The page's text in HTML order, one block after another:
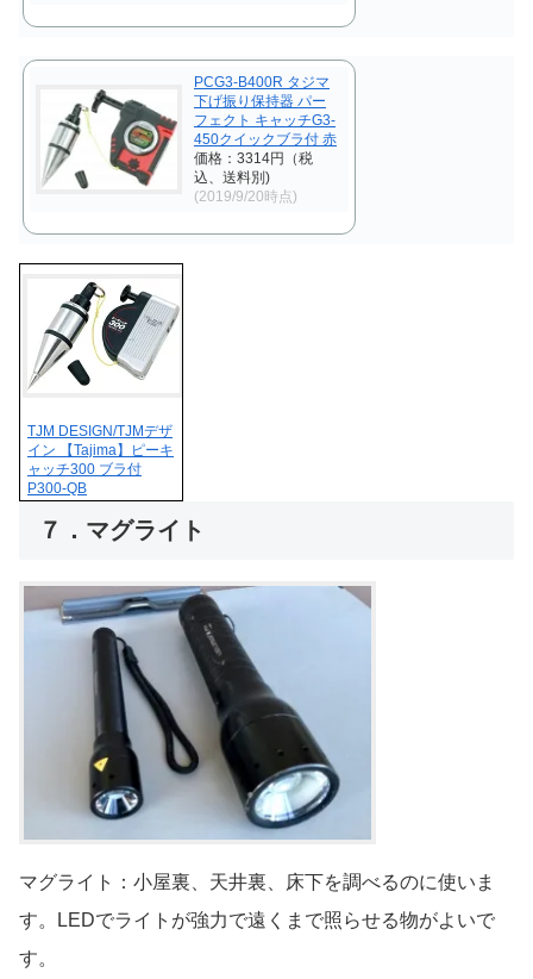
PCG3-B400R タジマ
下げ振り保持器 パー
フェクト キャッチG3-
450クイックブラ付 赤
価格：3314円（税
込、送料別)
(2019/9/20時点)
TJM DESIGN/TJMデザ
イン 【Tajima】ピーキ
ャッチ300 ブラ付
P300-QB
７．マグライト
マグライト：小屋裏、天井裏、床下を調べるのに使いま
す。LEDでライトが強力で遠くまで照らせる物がよいで
す。